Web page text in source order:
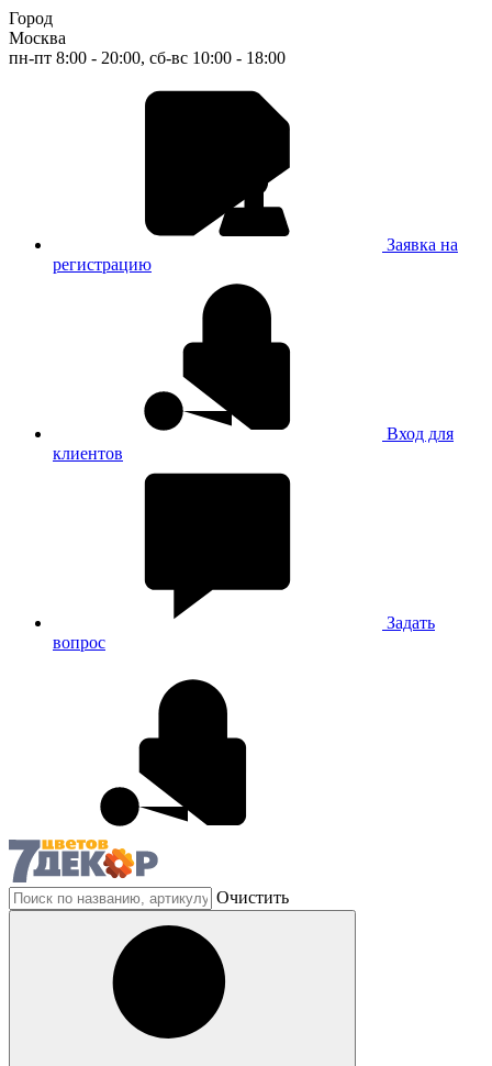
Город
Москва
пн-пт 8:00 - 20:00, сб-вс 10:00 - 18:00
Заявка на
регистрацию
Вход для
клиентов
Задать
вопрос
Очистить